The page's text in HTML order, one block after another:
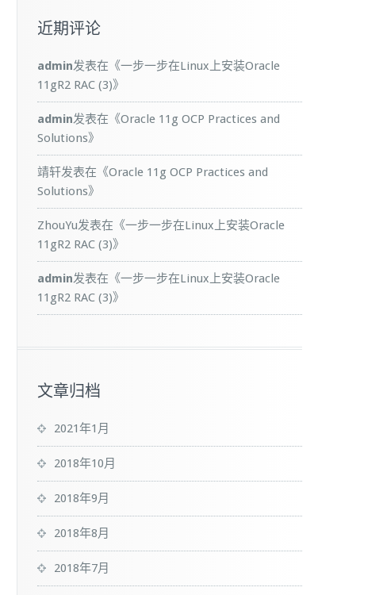
"Buffer Cache Hit Ratio"
AS "Library Cache Hit Ratio"
近期评论
admin发表在《一步一步在Linux上安装Oracle
11gR2 RAC (3)》
admin发表在《Oracle 11g OCP Practices and
Solutions》
靖轩发表在《Oracle 11g OCP Practices and
Solutions》
ZhouYu发表在《一步一步在Linux上安装Oracle
11gR2 RAC (3)》
admin发表在《一步一步在Linux上安装Oracle
11gR2 RAC (3)》
文章归档
2021年1月
2018年10月
2018年9月
2018年8月
2018年7月